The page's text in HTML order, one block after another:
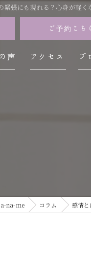
緊張にも現れる？心身が軽く
ご予約こち
声 アクセス ブ
na-me コラム 感情